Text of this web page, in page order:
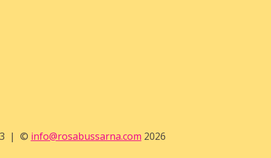
© info@rosabussarna.com 2026